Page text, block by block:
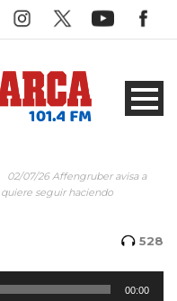
02/07/26 Affengruber avisa a
quiere seguir haciendo
528
00:00